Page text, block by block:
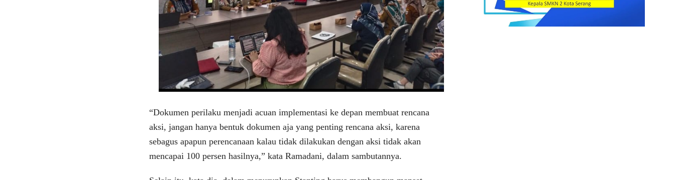
“Dokumen perilaku menjadi acuan implementasi ke depan membuat rencana
aksi, jangan hanya bentuk dokumen aja yang penting rencana aksi, karena
sebagus apapun perencanaan kalau tidak dilakukan dengan aksi tidak akan
mencapai 100 persen hasilnya,” kata Ramadani, dalam sambutannya.